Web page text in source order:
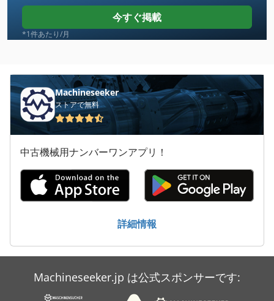
Amazone Uf 800
Amazone Uf 901
Amazone Ux 5200
Amazone Zam 1201
Amazone Zax 902
Amazone Zg 5000
Aszx 648
Doppstadt Ak 420
Doppstadt Ak 430 Profi
今すぐ掲載
*1件あたり/月
Machineseeker
ストアで無料
中古機械用ナンバーワンアプリ！
詳細情報
Machineseeker.jp は公式スポンサーです: